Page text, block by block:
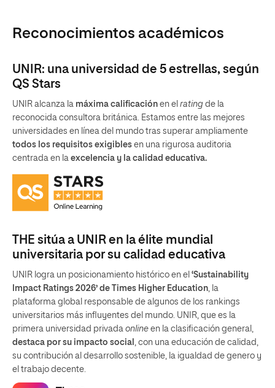
Reconocimientos académicos
UNIR: una universidad de 5 estrellas, según
QS Stars
UNIR alcanza la máxima calificación en el rating de la
reconocida consultora británica. Estamos entre las mejores
universidades en línea del mundo tras superar ampliamente
todos los requisitos exigibles en una rigurosa auditoria
centrada en la excelencia y la calidad educativa.
THE sitúa a UNIR en la élite mundial
universitaria por su calidad educativa
UNIR logra un posicionamiento histórico en el ‘Sustainability
Impact Ratings 2026’ de Times Higher Education , la
plataforma global responsable de algunos de los rankings
universitarios más influyentes del mundo. UNIR, que es la
primera universidad privada online en la clasificación general,
destaca por su impacto social
, con una educación de calidad,
su contribución al desarrollo sostenible, la igualdad de genero y
el trabajo decente.